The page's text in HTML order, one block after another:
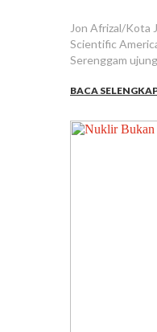
Jon Afrizal/Kota
Scientific
Serenggam
BACA